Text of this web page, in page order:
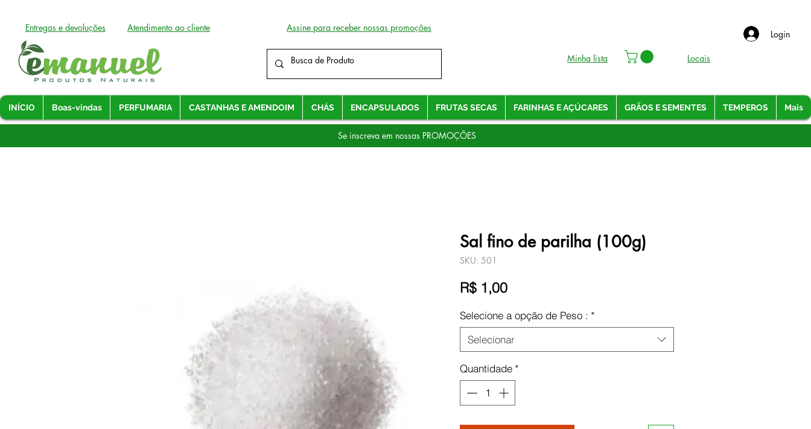
Atendimento ao cliente
Entregas e devoluções Assine para receber nossas promoções
Login
Minha lista Locais
INÍCIO Boas-vindas PERFUMARIA CASTANHAS E AMENDOIM CHÁS ENCAPSULADOS FRUTAS SECAS FARINHAS E AÇÚCARES GRÃOS E SEMENTES TEMPEROS Mais
Se inscreva em nossas PROMOÇÕES
Sal fino de parilha (100g)
SKU: 501
R$ 1,00Preço
Selecione a opção de Peso : *
Selecionar
Quantidade *